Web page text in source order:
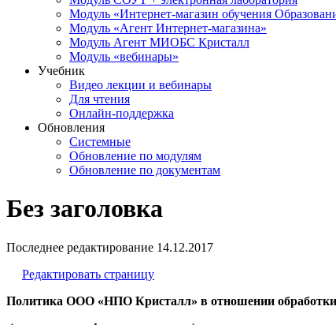
Модуль «Интернет-магазин обучения
Модуль «Агент Интернет-магазина»
Модуль Агент МИОБС Кристалл
Модуль «вебинары»
Учебник
Видео лекции и вебинары
Для чтения
Онлайн-поддержка
Обновления
Системные
Обновление по модулям
Обновление по документам
Без заголовка
Последнее редактирование 14.12.2017
Редактировать страницу
Политика ООО «НПО Кристалл» в отношении